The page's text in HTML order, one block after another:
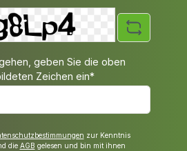
geben Sie die oben
Zeichen ein*
zur Kenntnis
die AGB gelesen und bin mit ihnen